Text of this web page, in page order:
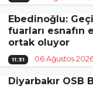
Ebedinoğlu:
fuarları esnafın
ortak oluyor
11:31 06 Ağustos
Diyarbakır OSB